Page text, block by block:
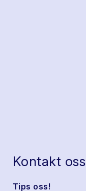
Kontakt oss
Tips oss!